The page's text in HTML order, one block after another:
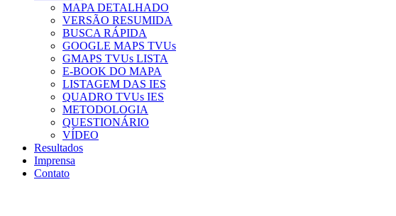
MAPA DETALHADO
VERSÃO RESUMIDA
BUSCA RÁPIDA
GOOGLE MAPS TVUs
GMAPS TVUs LISTA
E-BOOK DO MAPA
LISTAGEM DAS IES
QUADRO TVUs IES
METODOLOGIA
QUESTIONÁRIO
VÍDEO
Resultados
Imprensa
Contato